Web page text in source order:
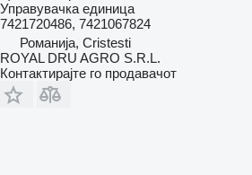
Управувачка единица
7421720486, 7421067824
Романија, Cristesti
ROYAL DRU AGRO S.R.L.
Контактирајте го продавачот